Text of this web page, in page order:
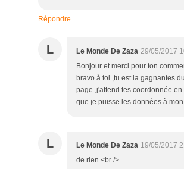
Répondre
L Le Monde De Zaza 29/05/2017
Bonjour et merci pour ton
bravo à toi ,tu est la gagnantes
page ,j'attend tes coordonnée
que je puisse les données à
L Le Monde De Zaza 19/05/2017
de rien <br />